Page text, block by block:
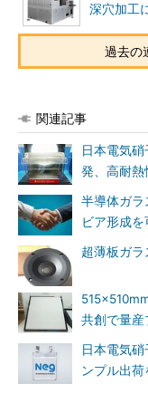
深穴加工
過去の
関連記事
日本電気
発、高耐熱
半導体ガ
ビア形成
超薄板ガ
共創で量産
日本電気
ンプル出荷